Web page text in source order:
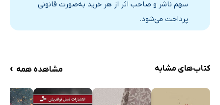
سهم ناشر و صاحب اثر از هر خرید به‌صورت قانونی
پرداخت می‌شود.
کتاب‌های مشابه مشاهده همه ›